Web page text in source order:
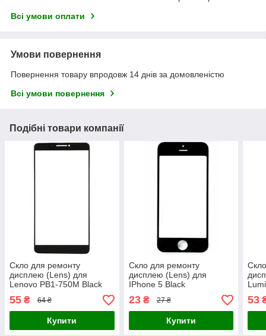
Всі умови оплати
Умови повернення
Повернення товару впродовж 14 днів за домовленістю
Всі умови повернення
Подібні товари компанії
Скло для ремонту
дисплею (Lens) для
Lenovo PB1-750M Black
55 ₴ 64 ₴
Купити
Скло для ремонту
дисплею (Lens) для
IPhone 5 Black
23₴ 27 ₴
Купити
SIM
53